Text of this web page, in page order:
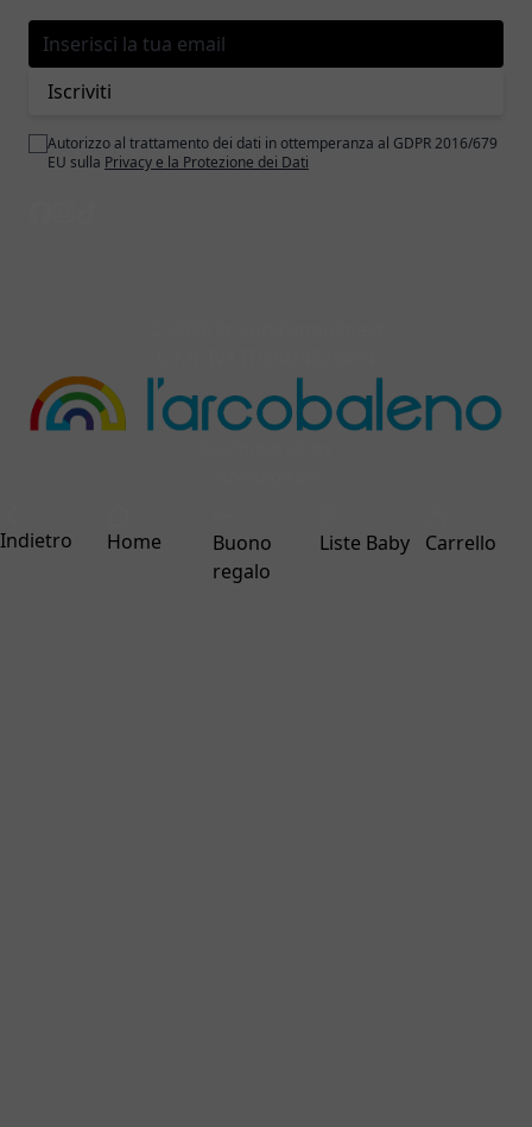
Indirizzo email
Iscriviti
Autorizzo al trattamento dei dati in ottemperanza al GDPR 2016/679
EU sulla Privacy e la Protezione dei Dati
Indietro Home
Buono
regalo
Liste Baby Carrello